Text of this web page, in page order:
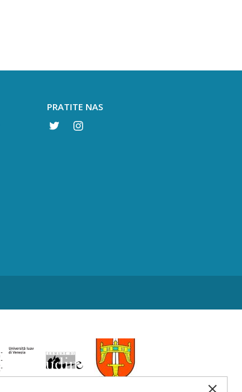
PRATITE NAS